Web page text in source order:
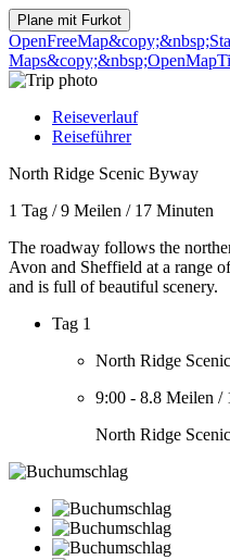
Plane mit Furkot
OpenFreeMap
Maps
Reiseverlauf
Reiseführer
North Ridge Scenic Byway
1 Tag /9 Meilen / 17 Minuten
The roadway follows the
Avon and Sheffield at a range
and is full of beautiful scenery.
Tag 1
North Ridge
9:00 - 8.8 Meilen /
North Ridge